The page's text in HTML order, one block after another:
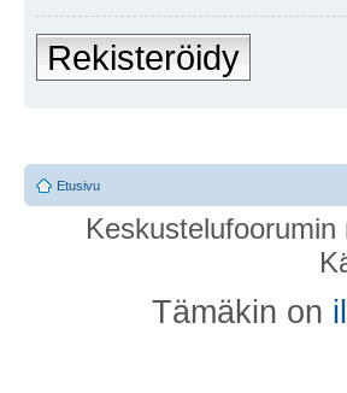
Rekisteröidy
Etusivu
Tämäkin on